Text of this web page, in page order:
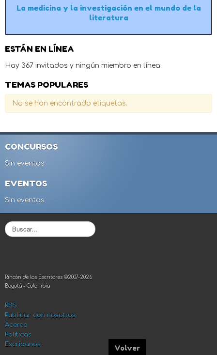
La medicina y la investigación en el mundo de la
literatura
ESTÁN EN LÍNEA
Hay 367 invitados y ningún miembro en línea
TEMAS POPULARES
No se han encontrado etiquetas.
CONCURSOS
Sin eventos
EVENTOS
Sin eventos
B
u
r
.
.
Rincón de los Escritores ©2007-2026
Bogotá - Colombia
RSS
Publicar con nosotros
Acerca
Políticas
Escríbanos
Volver